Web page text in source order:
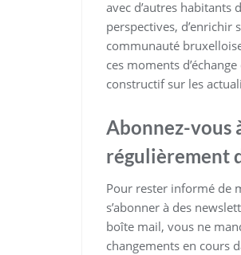
avec d’autres habitants
perspectives, d’enrichir
communauté
ces moments
constructif sur les
Abonnez-vous
régulièrement
Pour rester informé de
s’abonner à des
boîte mail, vous ne
changements en cours